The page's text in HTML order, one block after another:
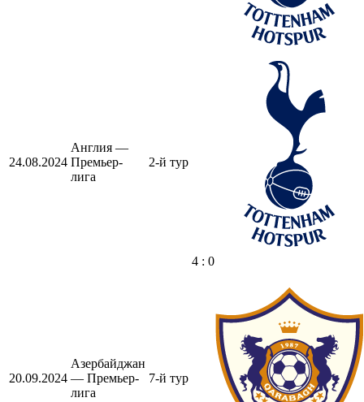
24.08.2024
Англия —
Премьер-
лига
2-й тур
4 : 0
20.09.2024
Азербайджан
— Премьер-
лига
7-й тур